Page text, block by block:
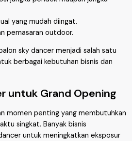
yang mudah diingat.
pemasaran outdoor.
sky dancer menjadi salah satu
berbagai kebutuhan bisnis dan
untuk Grand Opening
momen penting yang membutuhkan
singkat. Banyak bisnis
untuk meningkatkan eksposur